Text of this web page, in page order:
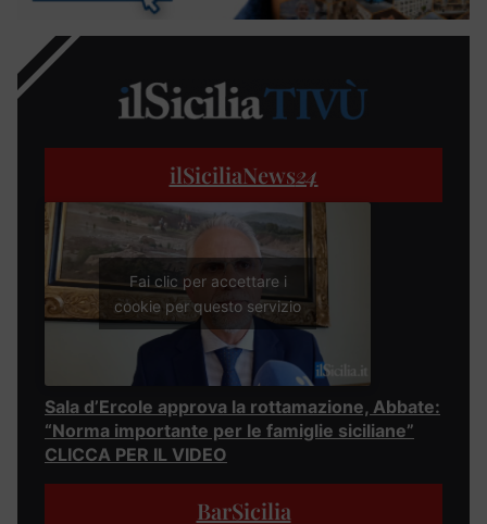
ilSiciliaNews24
Fai clic per accettare i
cookie per questo servizio
Sala d’Ercole approva la rottamazione, Abbate:
“Norma importante per le famiglie siciliane”
CLICCA PER IL VIDEO
BarSicilia